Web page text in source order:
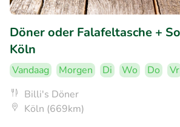
Döner oder Falafeltasche +
Köln
Vandaag Morgen Di Wo Do Vr
Billi's Döner
Köln (669km)